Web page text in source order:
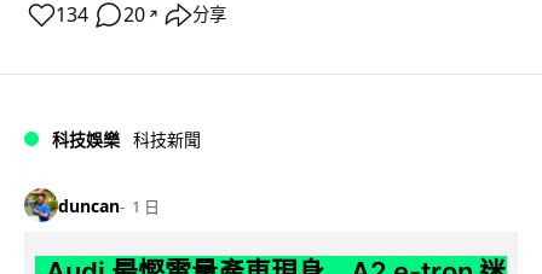
134 20 ↗ 分享
科技娛樂 科技新聞
duncan 1 日